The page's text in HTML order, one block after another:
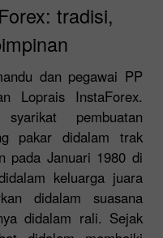
tradisi,
dan pegawai PP
Loprais InstaForex.
pembuatan
pakar didalam trak
pada Januari 1980 di
keluarga juara
didalam suasana
didalam rali. Sejak